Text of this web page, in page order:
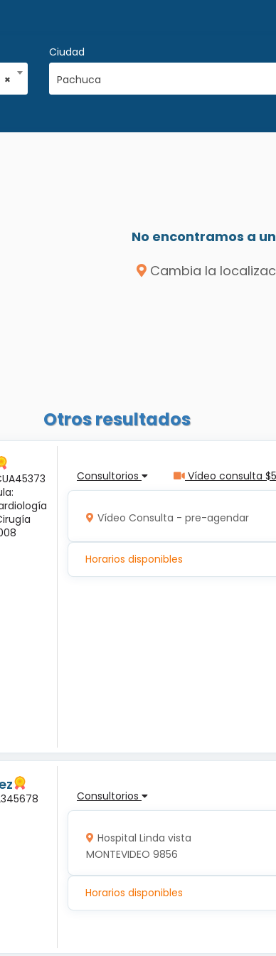
×
Ciudad
Pachuca
No encontramos a
Cambia la
Otros resultados
Consultorios Vídeo consulta
Vídeo Consulta - pre-agendar
Horarios disponibles
Consultorios
Hospital Linda vista
MONTEVIDEO 9856
Horarios disponibles